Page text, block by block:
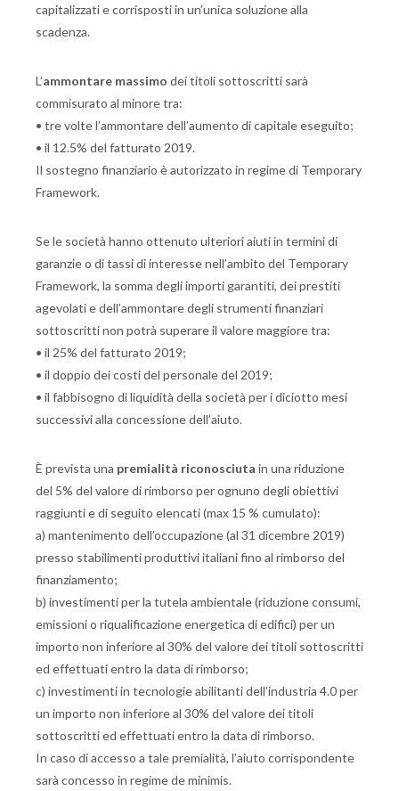
capitalizzati e corrisposti in un’unica soluzione alla
scadenza.
L’ammontare massimo dei titoli sottoscritti sarà
commisurato al minore tra:
• tre volte l’ammontare dell’aumento di capitale eseguito;
• il 12.5% del fatturato 2019.
Il sostegno finanziario è autorizzato in regime di Temporary
Framework.
Se le società hanno ottenuto ulteriori aiuti in termini di
garanzie o di tassi di interesse nell’ambito del Temporary
Framework, la somma degli importi garantiti, dei prestiti
agevolati e dell’ammontare degli strumenti finanziari
sottoscritti non potrà superare il valore maggiore tra:
• il 25% del fatturato 2019;
• il doppio dei costi del personale del 2019;
• il fabbisogno di liquidità della società per i diciotto mesi
successivi alla concessione dell’aiuto.
È prevista una premialità riconosciuta in una riduzione
del 5% del valore di rimborso per ognuno degli obiettivi
raggiunti e di seguito elencati (max 15 % cumulato):
a) mantenimento dell’occupazione (al 31 dicembre 2019)
presso stabilimenti produttivi italiani fino al rimborso del
finanziamento;
b) investimenti per la tutela ambientale (riduzione consumi,
emissioni o riqualificazione energetica di edifici) per un
importo non inferiore al 30% del valore dei titoli sottoscritti
ed effettuati entro la data di rimborso;
c) investimenti in tecnologie abilitanti dell’industria 4.0 per
un importo non inferiore al 30% del valore dei titoli
sottoscritti ed effettuati entro la data di rimborso.
In caso di accesso a tale premialità, l’aiuto corrispondente
sarà concesso in regime de minimis.